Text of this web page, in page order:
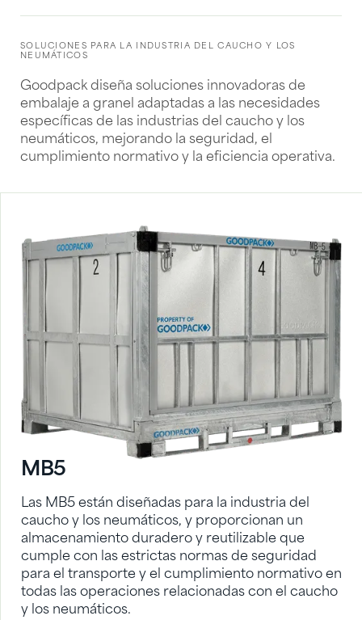
SOLUCIONES PARA LA INDUSTRIA DEL CAUCHO Y LOS
NEUMÁTICOS
Goodpack diseña soluciones innovadoras de
embalaje a granel adaptadas a las necesidades
específicas de las industrias del caucho y los
neumáticos, mejorando la seguridad, el
cumplimiento normativo y la eficiencia operativa.
MB5
Las MB5 están diseñadas para la industria del
caucho y los neumáticos, y proporcionan un
almacenamiento duradero y reutilizable que
cumple con las estrictas normas de seguridad
para el transporte y el cumplimiento normativo en
todas las operaciones relacionadas con el caucho
y los neumáticos.